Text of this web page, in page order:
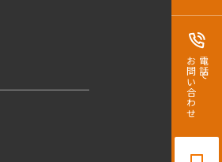
電話で
お問い合わせ